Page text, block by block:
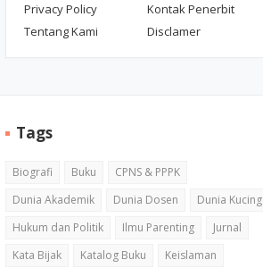
Privacy Policy
Kontak Penerbit
Tentang Kami
Disclamer
Tags
Biografi Buku
CPNS & PPPK
Dunia Akademik
Dunia Dosen
Dunia Kucing
Hukum dan Politik
Ilmu Parenting
Jurnal
Kata Bijak
Katalog Buku
Keislaman